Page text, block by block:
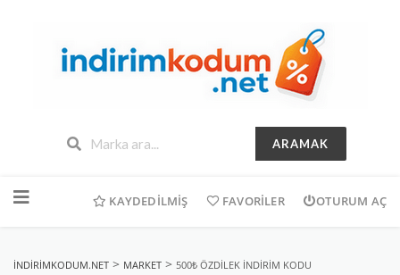
ARAMAK
geç
KAYDEDILMIŞ FAVORILER OTURUM AÇ
INDIRIMKODUM.NET > MARKET > 500₺ ÖZDILEK INDIRIM KODU